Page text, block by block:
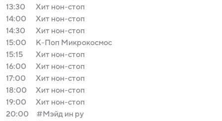
13:30
Хит нон-стоп
14:00
Хит нон-стоп
14:30
Хит нон-стоп
15:00
К-Поп Микрокосмос
15:15
Хит нон-стоп
16:00
Хит нон-стоп
17:00
Хит нон-стоп
18:00
Хит нон-стоп
19:00
Хит нон-стоп
20:00
#Мэйд ин ру